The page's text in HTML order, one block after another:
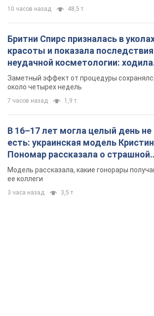
10 часов назад 48,5 т.
Бритни Спирс призналась в
красоты и показала последствия
неудачной косметологии: ходила
так почти месяц
Заметный эффект от процедуры
около четырех недель
7 часов назад 1,9 т.
В 16–17 лет могла целый день не
есть: украинская модель
Пономар рассказала о страшной
стороне модельной карьеры
Модель рассказала, какие гонорары
ее коллеги
3 часа назад 3,5 т.